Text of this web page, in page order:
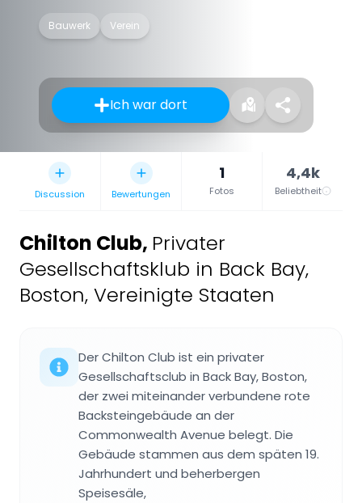
Bauwerk Verein
Ich war dort
Discussion Bewertungen
1
Fotos
4,4k
Beliebtheit
Chilton Club, Privater
Gesellschaftsklub in Back Bay,
Boston, Vereinigte Staaten
Der Chilton Club ist ein privater
Gesellschaftsclub in Back Bay, Boston,
der zwei miteinander verbundene rote
Backsteingebäude an der
Commonwealth Avenue belegt. Die
Gebäude stammen aus dem späten 19.
Jahrhundert und beherbergen
Speisesäle,